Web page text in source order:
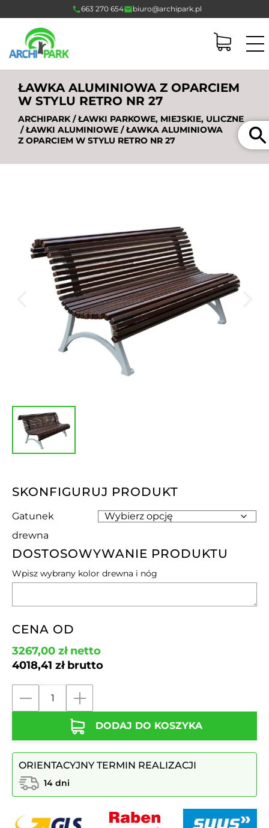
663 270 654 biuro@archipark.pl
ŁAWKA ALUMINIOWA Z OPARCIEM
W STYLU RETRO NR 27
ARCHIPARK/ŁAWKI PARKOWE, MIEJSKIE, ULICZNE
/ŁAWKI ALUMINIOWE / ŁAWKA ALUMINIOWA
Z OPARCIEM W STYLU RETRO NR 27
SKONFIGURUJ PRODUKT
Gatunek
drewna
DOSTOSOWYWANIE PRODUKTU
Wpisz wybrany kolor drewna i nóg
CENA OD
3267,00 złnetto
4018,41 złbrutto
z
oparciem
w
stylu
RETRO
27
DODAJ DO KOSZYKA
ORIENTACYJNY TERMIN REALIZACJI
14 dni
Szukaj